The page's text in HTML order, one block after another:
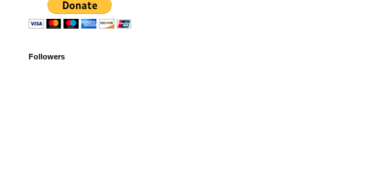
Followers